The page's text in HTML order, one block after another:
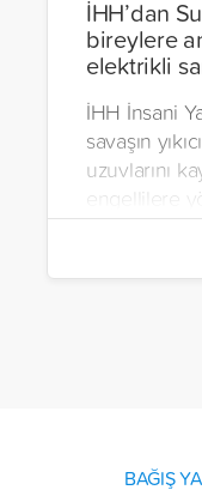
İHH’dan
bireylere
elektrikli
İHH İnsani
savaşın
uzuvlarını
engellilere
yürütülen
Halep,
BAĞIŞ